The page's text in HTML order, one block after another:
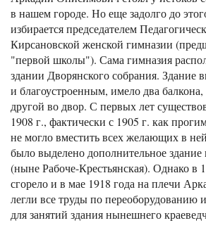
в нашем городе. Но еще задолго до
избирается председателем
Кирсановской женской гимназии
"первой школы"). Сама гимназия
здании Дворянского собрания. Здание
и благоустроенным, имело два
другой во двор. С первых лет
1908 г., фактически с 1905 г. как
не могло вместить всех желающих в
было выделено дополнительное
(ныне Рабоче-Крестьянская). Однако в
сгорело и в мае 1918 года на плечи
легли все труды по переоборудованию
для занятий здания нынешнего